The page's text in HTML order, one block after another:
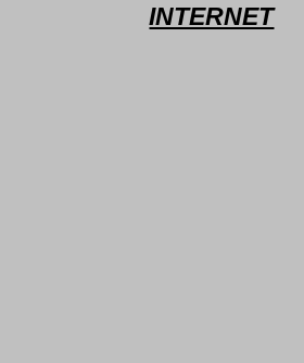
INTERNET